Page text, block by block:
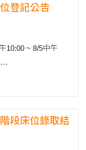
登記公告
段床位錄取結